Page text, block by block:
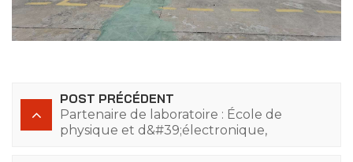
POST PRÉCÉDENT
Partenaire de laboratoire : École de
physique et d&#39;électronique,